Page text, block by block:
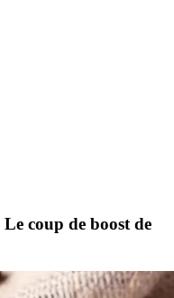
coup de boost de